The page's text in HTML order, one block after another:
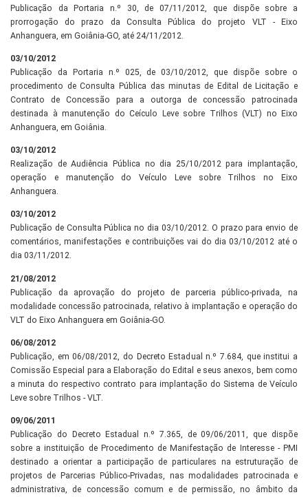
Publicação da Portaria n.º 30, de 07/11/2012, que dispõe sobre a
prorrogação do prazo da Consulta Pública do projeto VLT - Eixo
Anhanguera, em Goiânia-GO, até 24/11/2012.
03/10/2012
Publicação da Portaria n.º 025, de 03/10/2012, que dispõe sobre o
procedimento de Consulta Pública das minutas de Edital de Licitação e
Contrato de Concessão para a outorga de concessão patrocinada
destinada à manutenção do Ceículo Leve sobre Trilhos (VLT) no Eixo
Anhanguera, em Goiânia.
03/10/2012
Realização de Audiência Pública no dia 25/10/2012 para implantação,
operação e manutenção do Veículo Leve sobre Trilhos no Eixo
Anhanguera.
03/10/2012
Publicação de Consulta Pública no dia 03/10/2012. O prazo para envio de
comentários, manifestações e contribuições vai do dia 03/10/2012 até o
dia 03/11/2012.
21/08/2012
Publicação da aprovação do projeto de parceria público-privada, na
modalidade concessão patrocinada, relativo à implantação e operação do
VLT do Eixo Anhanguera em Goiânia-GO.
06/08/2012
Publicação, em 06/08/2012, do Decreto Estadual n.º 7.684, que institui a
Comissão Especial para a Elaboração do Edital e seus anexos, bem como
a minuta do respectivo contrato para implantação do Sistema de Veículo
Leve sobre Trilhos - VLT.
09/06/2011
Publicação do Decreto Estadual n.º 7.365, de 09/06/2011, que dispõe
sobre a instituição de Procedimento de Manifestação de Interesse - PMI
destinado a orientar a participação de particulares na estruturação de
projetos de Parcerias Público-Privadas, nas modalidades patrocinada e
administrativa, de concessão comum e de permissão, no âmbito da